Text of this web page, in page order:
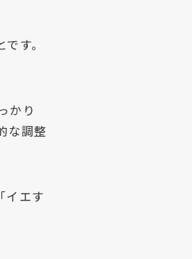
す。
かり
な調整
イエす